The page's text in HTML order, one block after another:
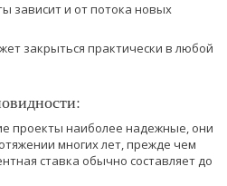
зависит и от потока новых
закрыться практически в любой
проекты наиболее надежные, они
многих лет, прежде чем
ставка обычно составляет до